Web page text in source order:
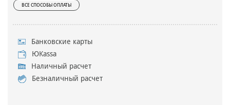
ВСЕ СПОСОБЫ ОПЛАТЫ
Банковские карты
ЮKassa
Наличный расчет
Безналичный расчет